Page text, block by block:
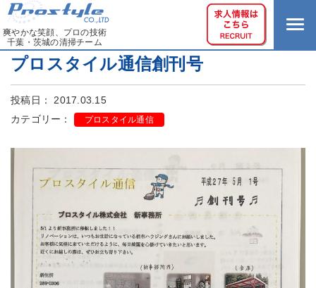
爽やかな笑顔、プロの技術
千葉・茨城の清掃チーム
プロスタイル通信創刊号
投稿日： 2017.03.15
カテゴリー：
プロスタイル通信